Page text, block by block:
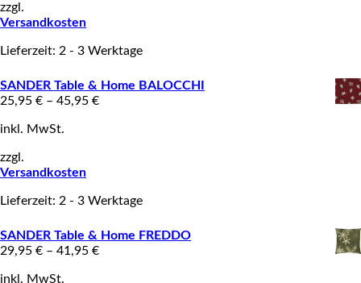
zzgl.
Versandkosten
Lieferzeit: 2 - 3 Werktage
SANDER Table & Home BALOCCHI
25,95 € – 45,95 €
inkl. MwSt.
zzgl.
Versandkosten
Lieferzeit: 2 - 3 Werktage
SANDER Table & Home FREDDO
29,95 € – 41,95 €
inkl. MwSt.